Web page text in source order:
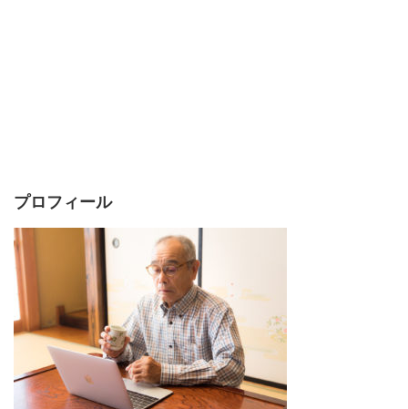
プロフィール